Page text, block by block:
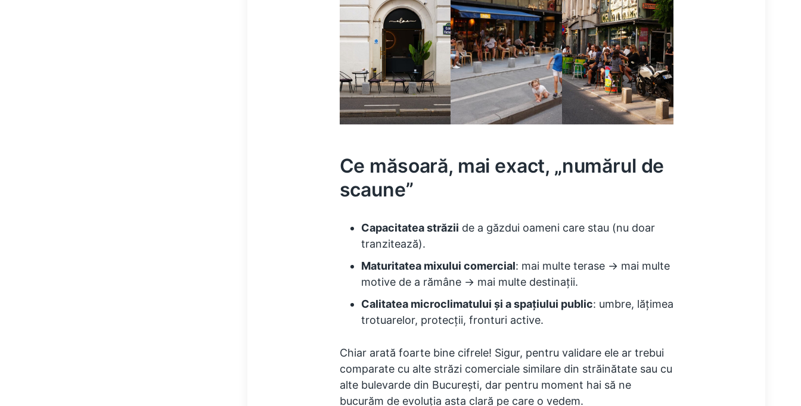
Ce măsoară, mai exact, „numărul de
scaune”
Capacitatea străzii de a găzdui oameni care stau (nu doar
tranzitează).
Maturitatea mixului comercial: mai multe terase → mai multe
motive de a rămâne → mai multe destinații.
Calitatea microclimatului și a spațiului public: umbre, lățimea
trotuarelor, protecții, fronturi active.
Chiar arată foarte bine cifrele! Sigur, pentru validare ele ar trebui
comparate cu alte străzi comerciale similare din străinătate sau cu
alte bulevarde din București, dar pentru moment hai să ne
bucurăm de evoluția asta clară pe care o vedem.